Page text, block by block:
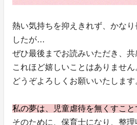
熱い気持ちを抑えきれず、かなり
したが…
ぜひ最後までお読みいただき、共
これほど嬉しいことはありません
どうぞよろしくお願いいたします
私の夢は、児童虐待を無くすこと
そのために、保育士になり、整